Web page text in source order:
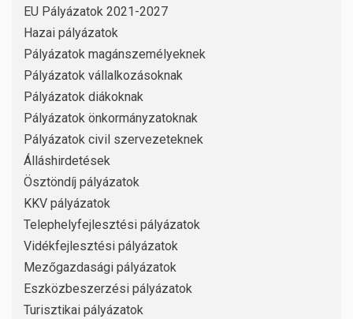
EU Pályázatok 2021-2027
Hazai pályázatok
Pályázatok magánszemélyeknek
Pályázatok vállalkozásoknak
Pályázatok diákoknak
Pályázatok önkormányzatoknak
Pályázatok civil szervezeteknek
Álláshirdetések
Ösztöndíj pályázatok
KKV pályázatok
Telephelyfejlesztési pályázatok
Vidékfejlesztési pályázatok
Mezőgazdasági pályázatok
Eszközbeszerzési pályázatok
Turisztikai pályázatok